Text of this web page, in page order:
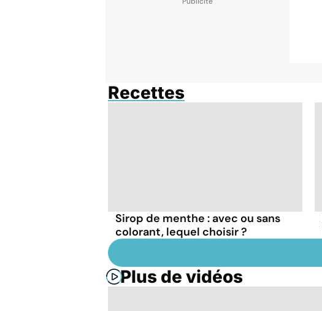
Recettes
Sirop de menthe : avec ou sans
colorant, lequel choisir ?
Plus de vidéos